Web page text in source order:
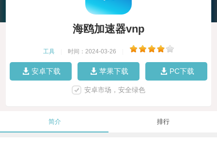
海鸥加速器vnp
工具 时间：2024-03-26
安卓下载 苹果下载 PC下载
安卓市场，安全绿色
简介 排行